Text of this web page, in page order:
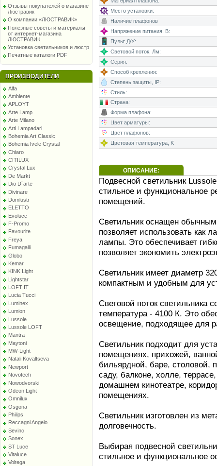
Отзывы покупателей о магазине
Люстравик
О компании «ЛЮСТРАВИК»
Полезные советы и материалы
от интернет-магазина
ЛЮСТРАВИК
Установка светильников и люстр
Печатные каталоги PDF
ПРОИЗВОДИТЕЛИ
Alfa
Ambiente
APLOYT
Arte Lamp
Arte Milano
Arti Lampadari
Bohemia Art Classic
Bohemia Ivele Crystal
Chiaro
CITILUX
Crystal Lux
De Markt
Dio D`arte
Divinare
Domlustr
ELETTO
Evoluce
F-Promo
Favourite
Freya
Fumagalli
Globo
Kemar
KINK Light
Lightstar
LOFT IT
Lucia Tucci
Luminex
Lumion
Lussole
Lussole LOFT
Mantra
Maytoni
MW-Light
Natali Kovaltseva
Newport
Novotech
Nowodvorski
Odeon Light
Omnilux
Osgona
Philips
Reccagni Angelo
Sevinc
Sonex
ST Luce
Vitaluce
Voltega
Место установки:
Наличие плафонов
Напряжение питания, В:
Пульт Д/У:
Световой поток, Лм:
Серия:
Способ крепления:
Степень защиты, IP:
Стиль:
Страна:
Форма плафона:
Цвет арматуры:
Цвет плафонов:
Цветовая температура, K
ОПИСАНИЕ:
Подвесной светильник
стильное и функциональное
помещений.
Светильник оснащен
позволяет использовать как
лампы. Это обеспечивает
позволяет экономить
Светильник имеет диаметр
компактным и удобным для
Световой поток светильника
температура - 4100 К. Это
освещение, подходящее для
Светильник подходит для
помещениях, прихожей,
бильярдной, баре, столовой,
саду, балконе, холле,
домашнем кинотеатре,
помещениях.
Светильник изготовлен из
долговечность.
Выбирая подвесной
стильное и функциональное